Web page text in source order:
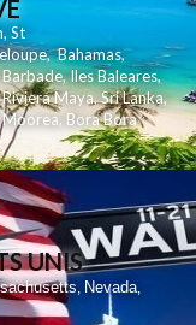
,St
,Bahamas,
,Iles Baleares,
Maya,Sri Lanka,
Moorea, Bora Bora
UNIS
, Nevada,